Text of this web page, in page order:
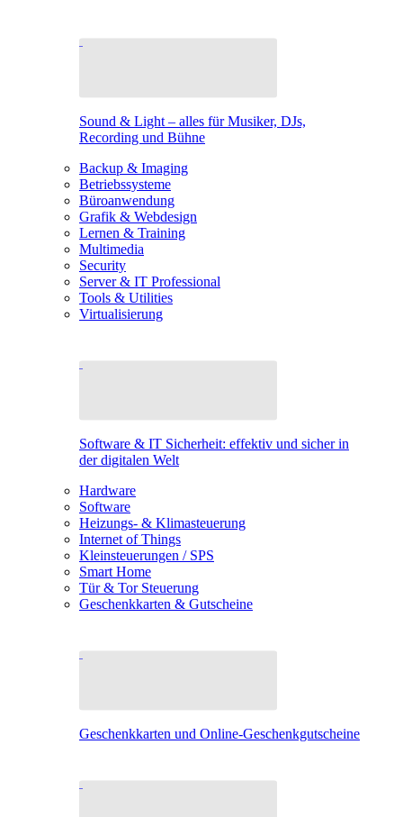
Sound & Light – alles für Musiker, DJs,
Recording und Bühne
Backup & Imaging
Betriebssysteme
Büroanwendung
Grafik & Webdesign
Lernen & Training
Multimedia
Security
Server & IT Professional
Tools & Utilities
Virtualisierung
Software & IT Sicherheit: effektiv und sicher in
der digitalen Welt
Hardware
Software
Heizungs- & Klimasteuerung
Internet of Things
Kleinsteuerungen / SPS
Smart Home
Tür & Tor Steuerung
Geschenkkarten & Gutscheine
Geschenkkarten und Online-Geschenkgutscheine